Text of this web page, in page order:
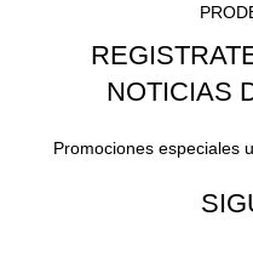
NOTICIAS
Promociones especiales